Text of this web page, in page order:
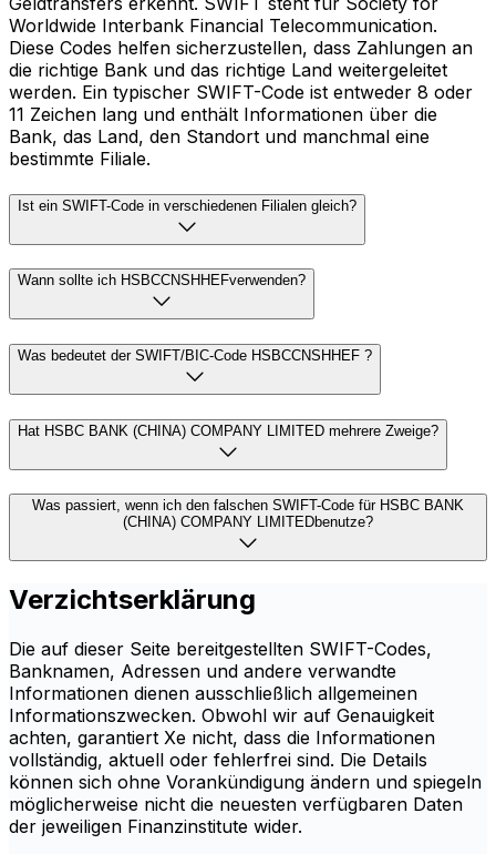
Worldwide Interbank Financial Telecommunication.
Diese Codes helfen sicherzustellen, dass Zahlungen an
die richtige Bank und das richtige Land weitergeleitet
werden. Ein typischer SWIFT-Code ist entweder 8 oder
11 Zeichen lang und enthält Informationen über die
Bank, das Land, den Standort und manchmal eine
bestimmte Filiale.
Ist ein SWIFT-Code in verschiedenen Filialen gleich?
Wann sollte ich HSBCCNSHHEFverwenden?
Was bedeutet der SWIFT/BIC-Code HSBCCNSHHEF ?
Hat HSBC BANK (CHINA) COMPANY LIMITED mehrere Zweige?
Was passiert, wenn ich den falschen SWIFT-Code für HSBC BANK
(CHINA) COMPANY LIMITEDbenutze?
Verzichtserklärung
Die auf dieser Seite bereitgestellten SWIFT-Codes,
Banknamen, Adressen und andere verwandte
Informationen dienen ausschließlich allgemeinen
Informationszwecken. Obwohl wir auf Genauigkeit
achten, garantiert Xe nicht, dass die Informationen
vollständig, aktuell oder fehlerfrei sind. Die Details
können sich ohne Vorankündigung ändern und spiegeln
möglicherweise nicht die neuesten verfügbaren Daten
der jeweiligen Finanzinstitute wider.